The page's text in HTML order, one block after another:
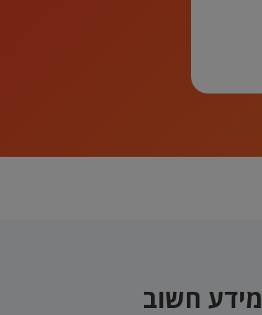
מידע חשוב